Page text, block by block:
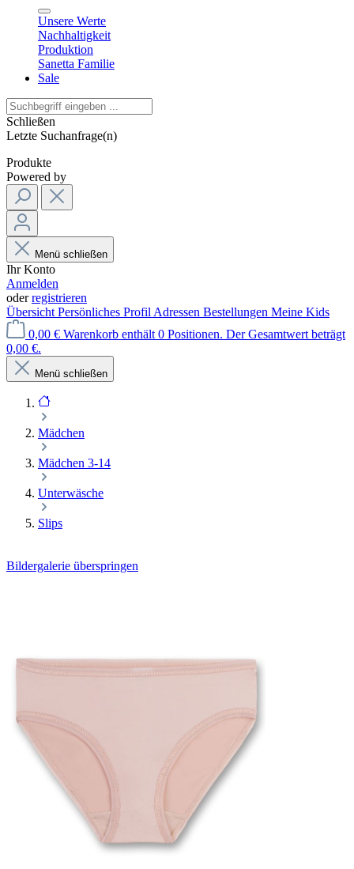
Unsere Werte
Nachhaltigkeit
Produktion
Sanetta Familie
Sale
Schließen
Letzte Suchanfrage(n)
Produkte
Powered by
Menü schließen
Ihr Konto
Anmelden
oderregistrieren
Übersicht Persönliches Profil Adressen Bestellungen Meine Kids
0,00 € Warenkorb enthält 0 Positionen. Der Gesamtwert beträgt
0,00 €.
Menü schließen
Mädchen
Mädchen 3-14
Unterwäsche
Slips
Bildergalerie überspringen